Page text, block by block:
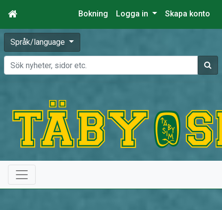
Bokning Logga in Skapa konto
Språk/language
Sök